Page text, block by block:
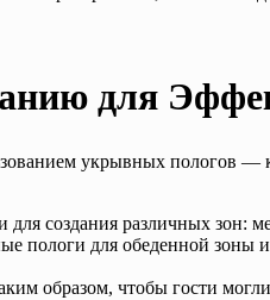
для
укрывных пологов —
создания различных зон:
пологи для обеденной зоны
образом, чтобы гости